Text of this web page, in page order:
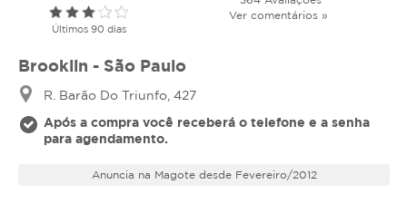
Últimos 90 dias
Ver comentários »
Brooklin - São Paulo
R. Barão Do Triunfo, 427
Após a compra você receberá o telefone e a senha
para agendamento.
Anuncia na Magote desde Fevereiro/2012